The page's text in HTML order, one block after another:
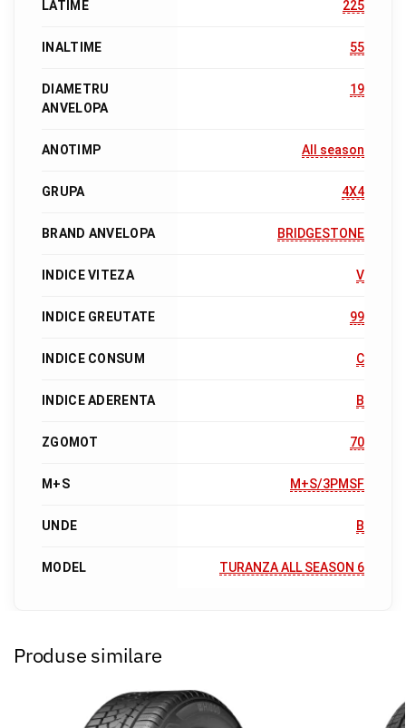
LATIME 225
INALTIME 55
DIAMETRU
ANVELOPA
19
ANOTIMP All season
GRUPA 4X4
BRAND ANVELOPA BRIDGESTONE
INDICE VITEZA V
INDICE GREUTATE 99
INDICE CONSUM C
INDICE ADERENTA B
ZGOMOT 70
M+S M+S/3PMSF
UNDE B
MODEL TURANZA ALL SEASON 6
Produse similare